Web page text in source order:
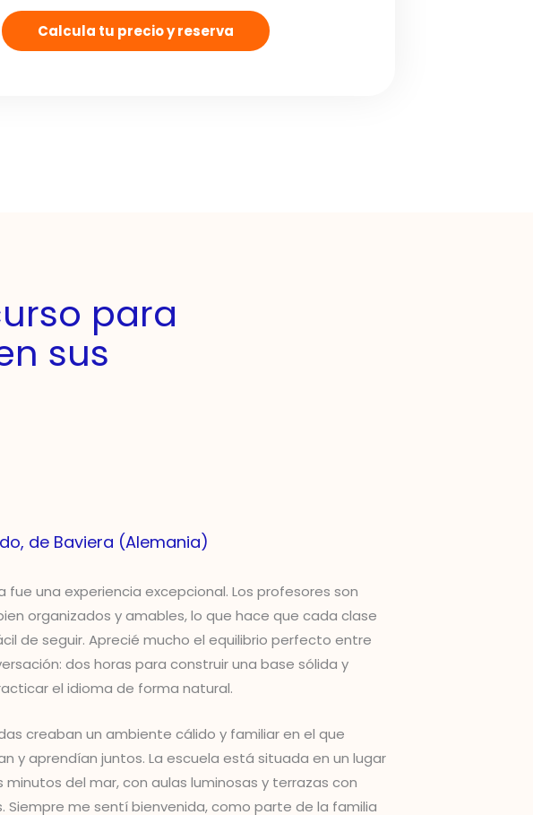
Calcula tu precio y reserva
para
sus
de Baviera (Alemania)
fue una experiencia excepcional. Los profesores son
organizados y amables, lo que hace que cada clase
de seguir. Aprecié mucho el equilibrio perfecto entre
dos horas para construir una base sólida y
el idioma de forma natural.
creaban un ambiente cálido y familiar en el que
y aprendían juntos. La escuela está situada en un lugar
minutos del mar, con aulas luminosas y terrazas con
Siempre me sentí bienvenida, como parte de la familia